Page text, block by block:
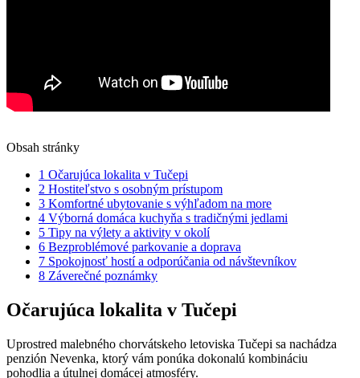
Obsah stránky
1 Očarujúca lokalita v Tučepi
2 Hostiteľstvo s osobným prístupom
3 Komfortné ubytovanie s výhľadom na more
4 Výborná domáca kuchyňa s tradičnými jedlami
5 Tipy na výlety a aktivity v okolí
6 Bezproblémové parkovanie a doprava
7 Spokojnosť hostí a odporúčania od návštevníkov
8 Záverečné poznámky
Očarujúca lokalita v Tučepi
Uprostred malebného chorvátskeho letoviska Tučepi sa nachádza
penzión Nevenka, ktorý vám ponúka dokonalú kombináciu
pohodlia a útulnej domácej atmosféry.